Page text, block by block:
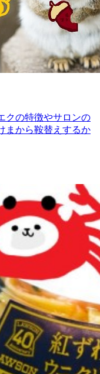
クの特徴やサロンの
まから鞍替えするか